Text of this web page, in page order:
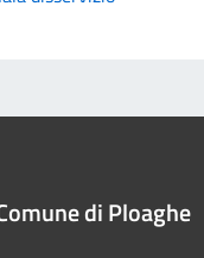
di Ploaghe